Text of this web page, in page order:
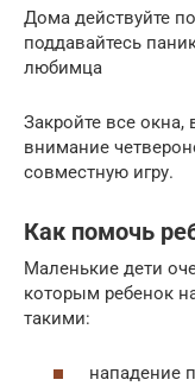
Дома действуйте
поддавайтесь
любимца
Закройте все окна,
внимание
совместную игру.
Как помочь
Маленькие дети
которым ребенок
такими:
нападение